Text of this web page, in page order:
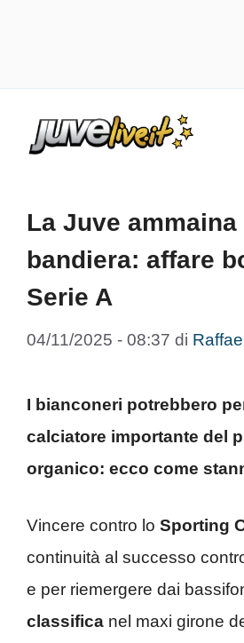
La Juve ammaina
bandiera: affare
Serie A
04/11/2025 - 08:37 di
I bianconeri potrebbero
calciatore importante del
organico: ecco come
Vincere contro lo Sporting
continuità al successo
e per riemergere dai
classifica nel maxi girone